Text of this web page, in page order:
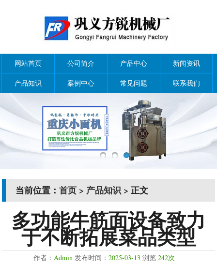
网站首页 公司简介 产品中心 新闻资讯
产品知识 案例中心 常见问题 联系我们
当前位置：首页 >产品知识> 正文
多功能牛筋面设备致力
于不断拓展菜品类型
作者： Admin发布时间： 2025-03-13 浏览 242次